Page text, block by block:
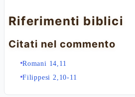
Riferimenti biblici
Citati nel commento
Romani 14,11
Filippesi 2,10-11